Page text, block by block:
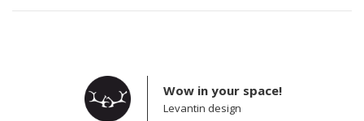
Wow in your space!
Levantin design